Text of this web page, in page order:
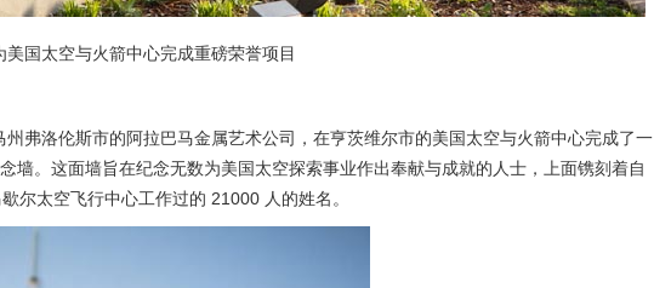
美国太空与火箭中心完成重磅荣誉项目
弗洛伦斯市的阿拉巴马金属艺术公司，在亨茨维尔市的美国太空与火箭中心完成了一
。这面墙旨在纪念无数为美国太空探索事业作出奉献与成就的人士，上面镌刻着自
尔太空飞行中心工作过的 21000 人的姓名。